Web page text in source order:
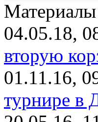
04.05.18,
вторую
01.11.16,
турнире в